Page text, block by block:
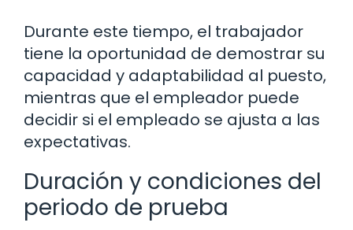
Durante este tiempo, el trabajador
tiene la oportunidad de demostrar su
capacidad y adaptabilidad al puesto,
mientras que el empleador puede
decidir si el empleado se ajusta a las
expectativas.
Duración y condiciones del
periodo de prueba